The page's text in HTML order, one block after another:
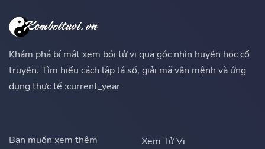
Khám phá bí mật xem bói tử vi qua góc nhìn huyền học cổ
truyền. Tìm hiểu cách lập lá số, giải mã vận mệnh và ứng
dụng thực tế :current_year
Bạn muốn xem thêm
Xem Tử Vi